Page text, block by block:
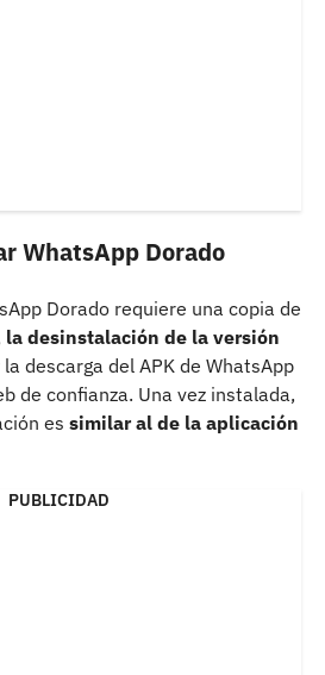
WhatsApp Dorado
Dorado requiere una copia de
la desinstalación de la versión
la descarga del APK de WhatsApp
de confianza. Una vez instalada,
es similar al de la aplicación
PUBLICIDAD